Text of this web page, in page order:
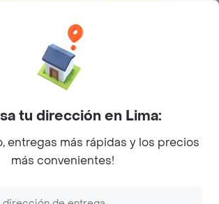
favorita cerca de ti
tu dirección en Lima:
entregas más rápidas y los precios
más convenientes!